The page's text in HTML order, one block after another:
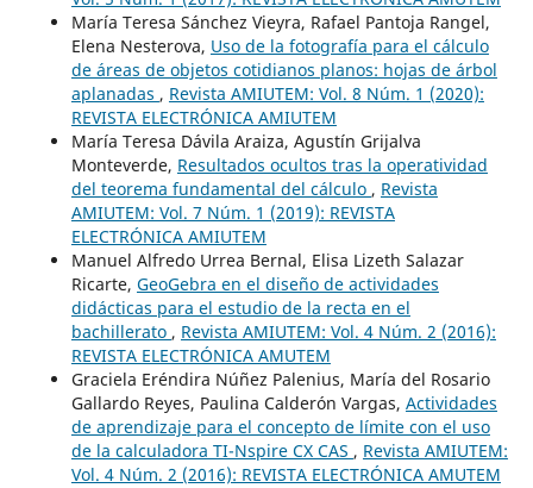
María Teresa Sánchez Vieyra, Rafael Pantoja Rangel,
Elena Nesterova, Uso de la fotografía para el cálculo
de áreas de objetos cotidianos planos: hojas de árbol
aplanadas , Revista AMIUTEM: Vol. 8 Núm. 1 (2020):
REVISTA ELECTRÓNICA AMIUTEM
María Teresa Dávila Araiza, Agustín Grijalva
Monteverde, Resultados ocultos tras la operatividad
del teorema fundamental del cálculo , Revista
AMIUTEM: Vol. 7 Núm. 1 (2019): REVISTA
ELECTRÓNICA AMIUTEM
Manuel Alfredo Urrea Bernal, Elisa Lizeth Salazar
Ricarte, GeoGebra en el diseño de actividades
didácticas para el estudio de la recta en el
bachillerato , Revista AMIUTEM: Vol. 4 Núm. 2 (2016):
REVISTA ELECTRÓNICA AMUTEM
Graciela Eréndira Núñez Palenius, María del Rosario
Gallardo Reyes, Paulina Calderón Vargas, Actividades
de aprendizaje para el concepto de límite con el uso
de la calculadora TI-Nspire CX CAS , Revista AMIUTEM:
Vol. 4 Núm. 2 (2016): REVISTA ELECTRÓNICA AMUTEM